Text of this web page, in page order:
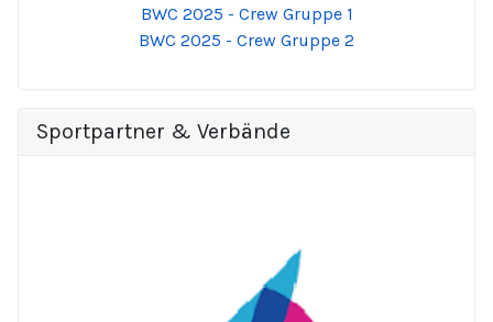
BWC 2025 - Crew Gruppe 1
BWC 2025 - Crew Gruppe 2
Sportpartner & Verbände